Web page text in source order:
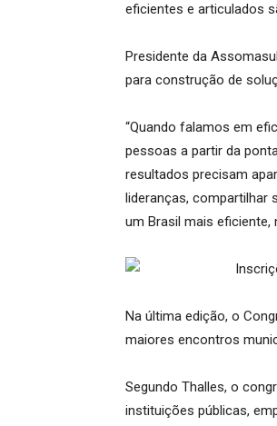
eficientes e articulados
Presidente da
para construção de
“Quando falamos em
pessoas a partir da
resultados precisam
lideranças, compartilhar
um Brasil mais eficiente,
Na última edição, o
maiores encontros
Segundo Thalles, o
instituições públicas,